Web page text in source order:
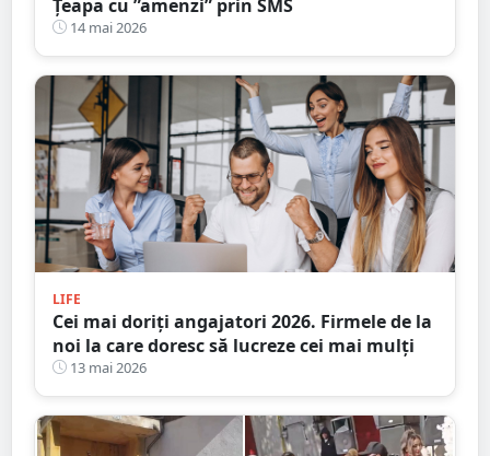
Țeapa cu ”amenzi” prin SMS
14 mai 2026
LIFE
Cei mai doriţi angajatori 2026. Firmele de la
noi la care doresc să lucreze cei mai mulți
13 mai 2026